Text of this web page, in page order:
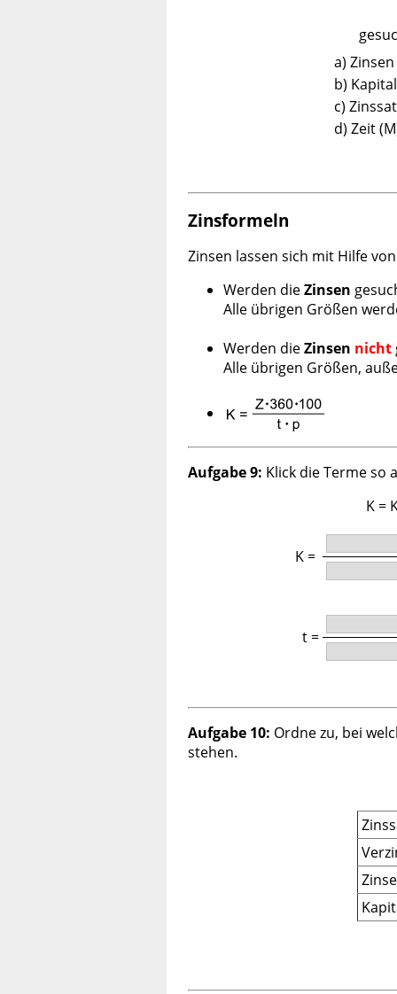
a) Zinsen
b)
c)
d) Zeit
Zinsformeln
Zinsen lassen sich mit Hilfe
Werden dieZinsen
Alle übrigen Größen
Werden dieZinsen nicht
Alle übrigen Größen,
Aufgabe 9: Klick die Terme so
K =
K =
t =
Aufgabe 10: Ordne zu, bei
stehen.